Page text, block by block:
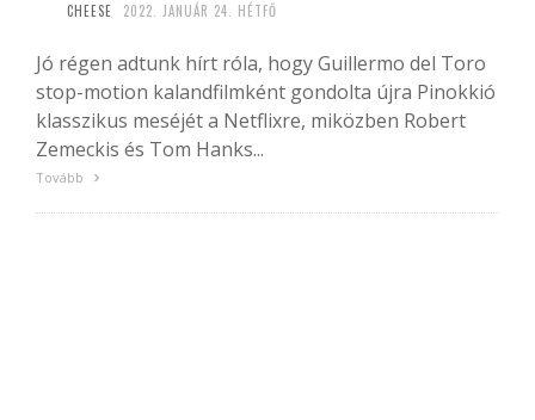
CHEESE 2022. JANUÁR 24. HÉTFŐ
Jó régen adtunk hírt róla, hogy Guillermo del Toro
stop-motion kalandfilmként gondolta újra Pinokkió
klasszikus meséjét a Netflixre, miközben Robert
Zemeckis és Tom Hanks...
Tovább